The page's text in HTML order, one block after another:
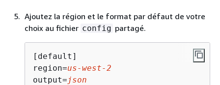
Ajoutez la région et le format par défaut de votre
choix au fichier config partagé.
[default]
region=us-west-2
output= json